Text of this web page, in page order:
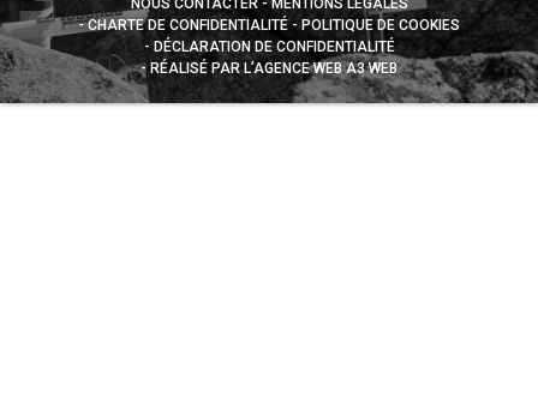
NOUS CONTACTER
MENTIONS LÉGALES
CHARTE DE CONFIDENTIALITÉ
POLITIQUE DE COOKIES
DÉCLARATION DE CONFIDENTIALITÉ
RÉALISÉ PAR L’AGENCE WEB A3 WEB